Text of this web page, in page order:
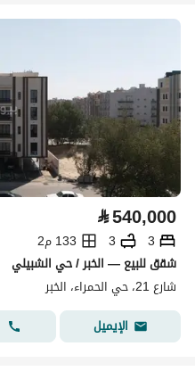
⃁540,000
3
3
133 م2
شقق للبيع — الخبر / حي الشبيلي
شارع 21، حي الحمراء، الخبر
الإيميل